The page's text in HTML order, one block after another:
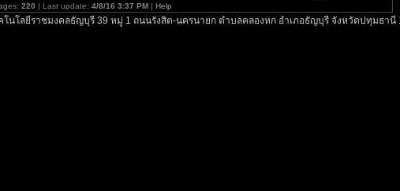
220 | Last update: 4/8/16 3:37 PM| Help
โนโลยีราชมงคลธัญบุรี 39 หมู่ 1 ถนนรังสิต-นครนายก ตำบลคลองหก อำเภอธัญบุรี จังหวัดปทุมธานี